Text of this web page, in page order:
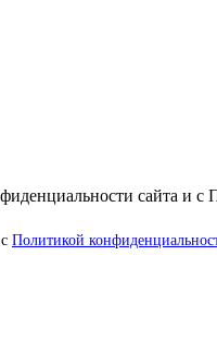
сайта и
Политикой